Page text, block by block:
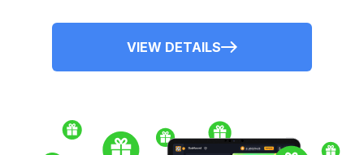
VIEW DETAILS